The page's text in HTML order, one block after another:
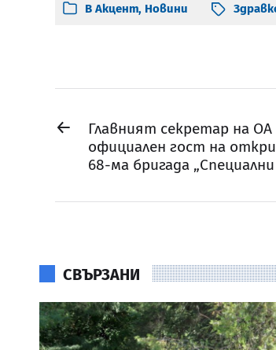
В Акцент, Новини
←
Главният секретар на
официален гост на
68-ма бригада „Специални
СВЪРЗАНИ